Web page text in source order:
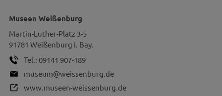
Museen Weißenburg
Martin-Luther-Platz 3-5
91781 Weißenburg i. Bay.
Tel.: 09141 907-189
museum@weissenburg.de
www.museen-weissenburg.de